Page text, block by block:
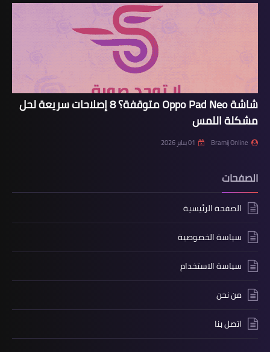
شاشة Oppo Pad Neo متوقفة؟ 8 إصلاحات سريعة لحل
مشكلة اللمس
Bramij Online 01 يناير 2026
الصفحات
الصفحة الرئيسية
سياسة الخصوصية
سياسة الاستخدام
من نحن
اتصل بنا